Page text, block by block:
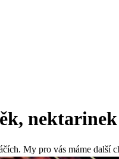
My pro vás máme další